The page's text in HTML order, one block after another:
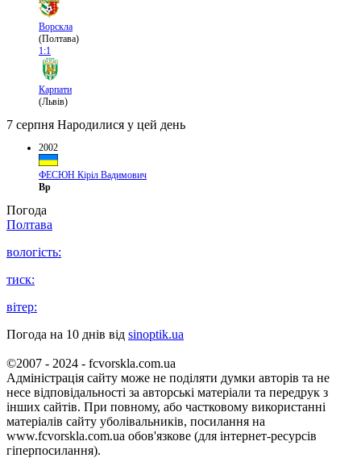
Ворскла
(Полтава)
1:1
Карпати
(Львів)
7 серпня Народилися у цей день
2002
ФЕСЮН Кіріл Вадимович
Вр
Погода
Полтава
вологість:
тиск:
вітер:
Погода на 10 днів від sinoptik.ua
©2007 - 2024 - fcvorskla.com.ua
Адміністрація сайту може не поділяти думки авторів та не
несе відповідальності за авторські матеріали та передрук з
інших сайтів. При повному, або частковому використанні
матеріалів сайту уболівальників, посилання на
www.fcvorskla.com.ua обов'язкове (для інтернет-ресурсів
гіперпосилання).